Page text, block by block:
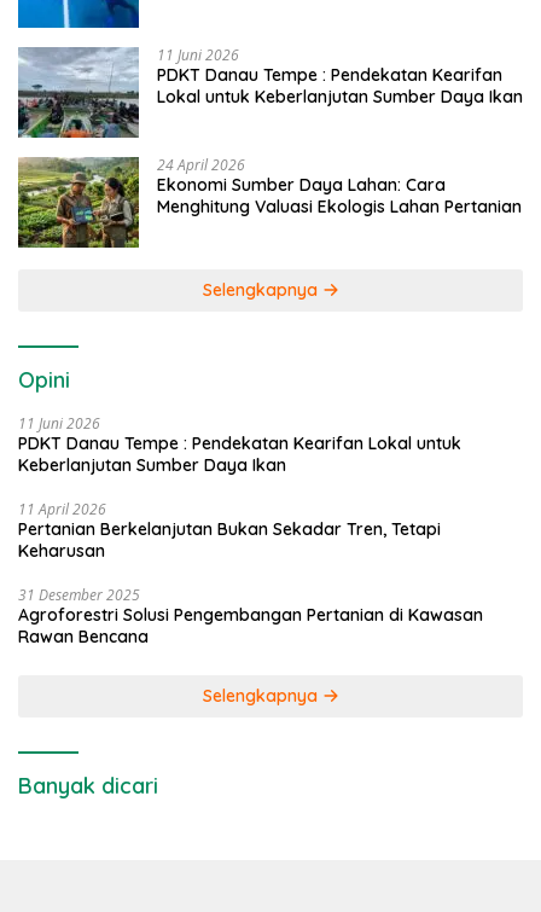
11 Juni 2026
PDKT Danau Tempe : Pendekatan Kearifan
Lokal untuk Keberlanjutan Sumber Daya Ikan
24 April 2026
Ekonomi Sumber Daya Lahan: Cara
Menghitung Valuasi Ekologis Lahan Pertanian
Selengkapnya
Opini
11 Juni 2026
PDKT Danau Tempe : Pendekatan Kearifan Lokal untuk
Keberlanjutan Sumber Daya Ikan
11 April 2026
Pertanian Berkelanjutan Bukan Sekadar Tren, Tetapi
Keharusan
31 Desember 2025
Agroforestri Solusi Pengembangan Pertanian di Kawasan
Rawan Bencana
Selengkapnya
Banyak dicari